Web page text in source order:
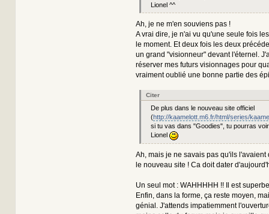
Lionel ^^
Ah, je ne m'en souviens pas !
A vrai dire, je n'ai vu qu'une seule fois
le moment. Et deux fois les deux
un grand "visionneur" devant l'éternel.
réserver mes futurs visionnages pour
vraiment oublié une bonne partie des
Citer
De plus dans le nouveau site officiel
(http://kaamelott.m6.fr/html/series/
si tu vas dans "Goodies", tu pourras
Lionel
Ah, mais je ne savais pas qu'ils l'avaient
le nouveau site ! Ca doit dater
Un seul mot : WAHHHHH !! Il est
Enfin, dans la forme, ça reste moyen,
génial. J'attends impatiemment